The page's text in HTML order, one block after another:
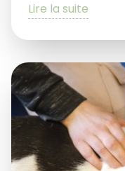
Lire la suite